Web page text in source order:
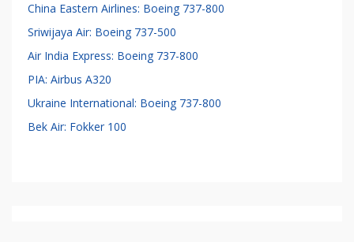
China Eastern Airlines: Boeing 737-800
Sriwijaya Air: Boeing 737-500
Air India Express: Boeing 737-800
PIA: Airbus A320
Ukraine International: Boeing 737-800
Bek Air: Fokker 100